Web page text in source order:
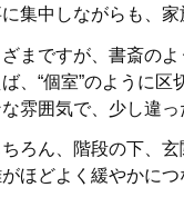
集中しながらも、
まですが、書斎のよ
、“個室”のように区
雰囲気で、少し違
ろん、階段の下、
ほどよく緩やかにつ